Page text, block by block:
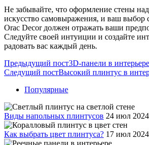
Не забывайте, что оформление стены
искусство самовыражения, и ваш выбор
Orac Decor должен отражать ваши
Следуйте своей интуиции и создайте
радовать вас каждый день.
Предыдущий пост3D-панели в
Следущий постВысокий плинтус в
Популярные
Виды напольных плинтусов 24 июл 2024
Как выбрать цвет плинтуса? 17 июл 2024